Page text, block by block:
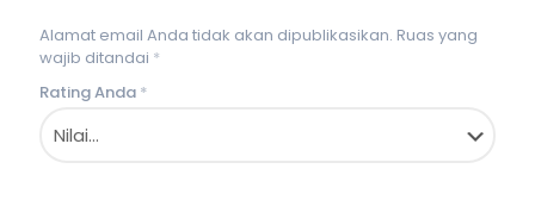
Alamat email Anda tidak akan dipublikasikan. Ruas yang
wajib ditandai *
Rating Anda *